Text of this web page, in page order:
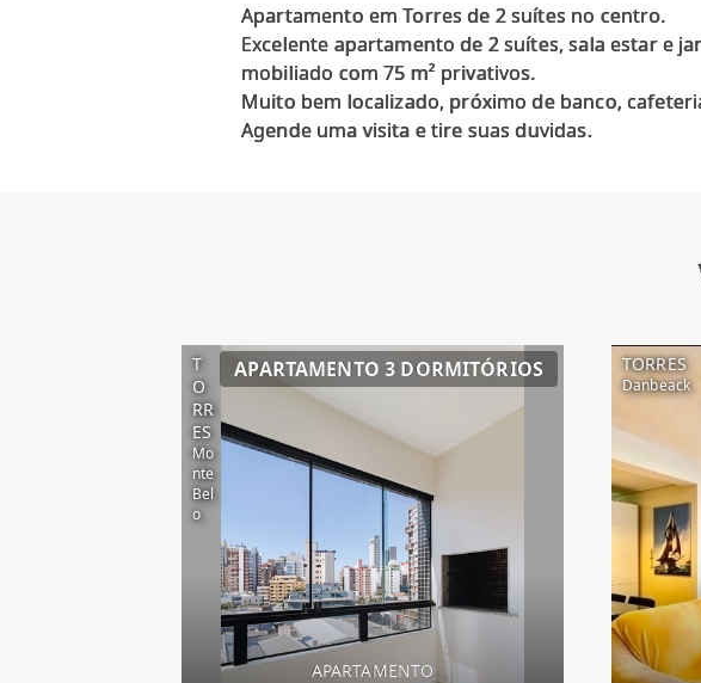
Apartamento em Torres de 2 suítes no centro.
Excelente apartamento de 2 suítes, sala estar e
mobiliado com 75 m² privativos.
Muito bem localizado, próximo de banco,
Agende uma visita e tire suas duvidas.
T
O
RR
ES
Mo
nte
Bel
o
APARTAMENTO 3 DORMITÓRIOS
APARTAMENTO
TORRES
Danbeack